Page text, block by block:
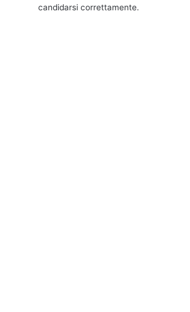
candidarsi correttamente.